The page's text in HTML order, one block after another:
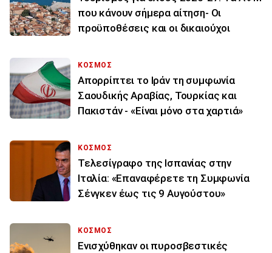
που κάνουν σήμερα αίτηση- Οι
προϋποθέσεις και οι δικαιούχοι
ΚΟΣΜΟΣ
Απορρίπτει το Ιράν τη συμφωνία
Σαουδικής Αραβίας, Τουρκίας και
Πακιστάν - «Είναι μόνο στα χαρτιά»
ΚΟΣΜΟΣ
Τελεσίγραφο της Ισπανίας στην
Ιταλία: «Επαναφέρετε τη Συμφωνία
Σένγκεν έως τις 9 Αυγούστου»
ΚΟΣΜΟΣ
Ενισχύθηκαν οι πυροσβεστικές